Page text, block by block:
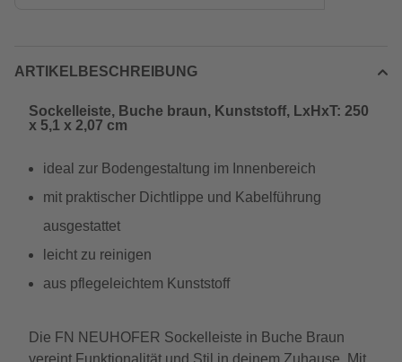
ARTIKELBESCHREIBUNG
Sockelleiste, Buche braun, Kunststoff, LxHxT: 250
x 5,1 x 2,07 cm
ideal zur Bodengestaltung im Innenbereich
mit praktischer Dichtlippe und Kabelführung
ausgestattet
leicht zu reinigen
aus pflegeleichtem Kunststoff
Die FN NEUHOFER Sockelleiste in Buche Braun
vereint Funktionalität und Stil in deinem Zuhause. Mit